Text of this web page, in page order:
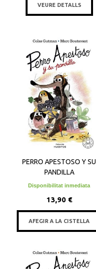
VEURE DETALLS
PERRO APESTOSO Y SU
PANDILLA
Disponibilitat inmediata
13,90 €
AFEGIR A LA CISTELLA